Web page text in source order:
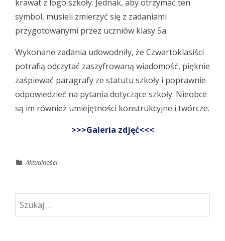
krawat z logo szkoły. Jednak, aby otrzymać ten
symbol, musieli zmierzyć się z zadaniami
przygotowanymi przez uczniów klasy 5a.
Wykonane zadania udowodniły, że Czwartoklasiści
potrafią odczytać zaszyfrowaną wiadomość, pięknie
zaśpiewać paragrafy ze statutu szkoły i poprawnie
odpowiedzieć na pytania dotyczące szkoły. Nieobce
są im również umiejętności konstrukcyjne i twórcze.
>>>Galeria zdjęć<<<
Aktualności
Szukaj: